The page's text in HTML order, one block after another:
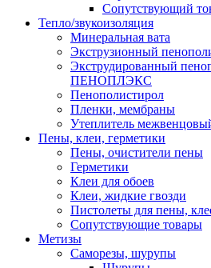
Сопутствующий
Тепло/звукоизоляция
Минеральная вата
Экструзионный
Экструдированный
ПЕНОПЛЭКС
Пенополистирол
Пленки, мембраны
Утеплитель
Пены, клеи, герметики
Пены, очистители пены
Герметики
Клеи для обоев
Клеи, жидкие гвозди
Пистолеты для пены,
Сопутствующие товары
Метизы
Саморезы, шурупы